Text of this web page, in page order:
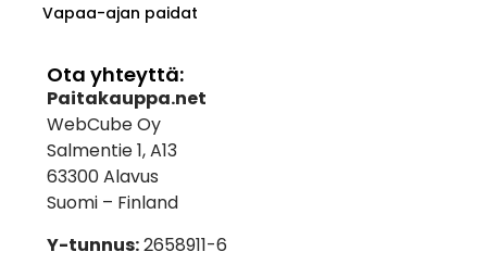
Vapaa-ajan paidat
Ota yhteyttä:
Paitakauppa.net
WebCube Oy
Salmentie 1, A13
63300 Alavus
Suomi – Finland
Y-tunnus:2658911-6